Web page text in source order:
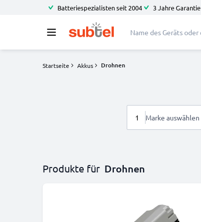
Batteriespezialisten seit 2004 3 Jahre Garantie
Startseite Akkus Drohnen
1 Marke auswählen
Produkte für Drohnen